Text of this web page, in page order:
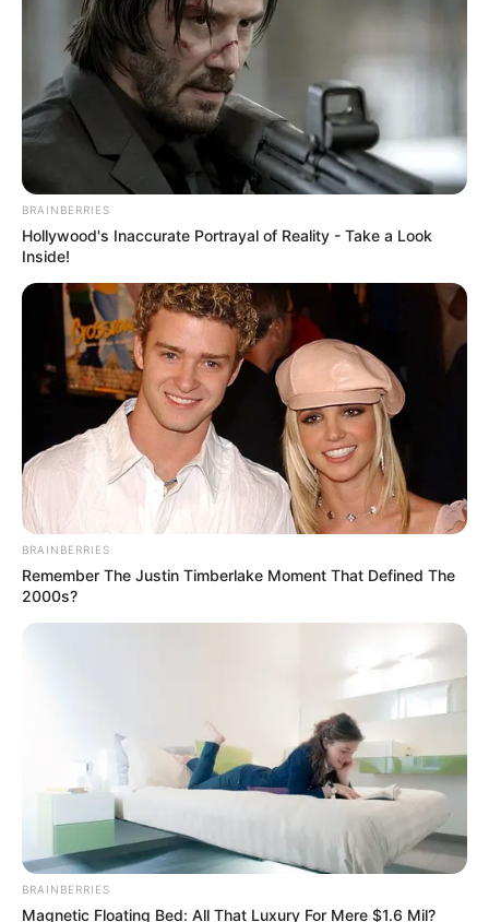
BRAINBERRIES
Hollywood's Inaccurate Portrayal of Reality - Take a Look
Inside!
BRAINBERRIES
Remember The Justin Timberlake Moment That Defined The
2000s?
BRAINBERRIES
Magnetic Floating Bed: All That Luxury For Mere $1.6 Mil?